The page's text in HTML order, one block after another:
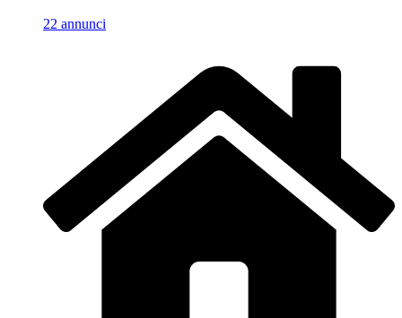
22 annunci